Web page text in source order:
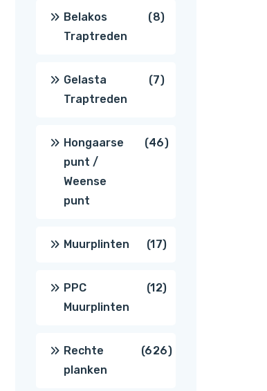
Belakos
Traptreden
88
Gelasta
Traptreden
77
Hongaarse
punt /
Weense
punt
4646
Muurplinten 1717
producten
PPC
Muurplinten
1212
Rechte
planken
626626